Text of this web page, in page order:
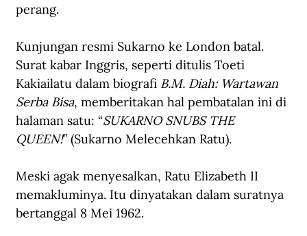
perang.
Kunjungan resmi Sukarno ke London batal.
Surat kabar Inggris, seperti ditulis Toeti
Kakiailatu dalam biografi B.M. Diah: Wartawan
Serba Bisa, memberitakan hal pembatalan ini di
halaman satu: “SUKARNO SNUBS THE
QUEEN!” (Sukarno Melecehkan Ratu).
Meski agak menyesalkan, Ratu Elizabeth II
memakluminya. Itu dinyatakan dalam suratnya
bertanggal 8 Mei 1962.